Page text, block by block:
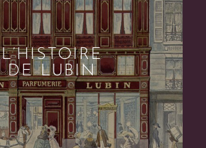
L’HISTOIRE
DE LUBIN